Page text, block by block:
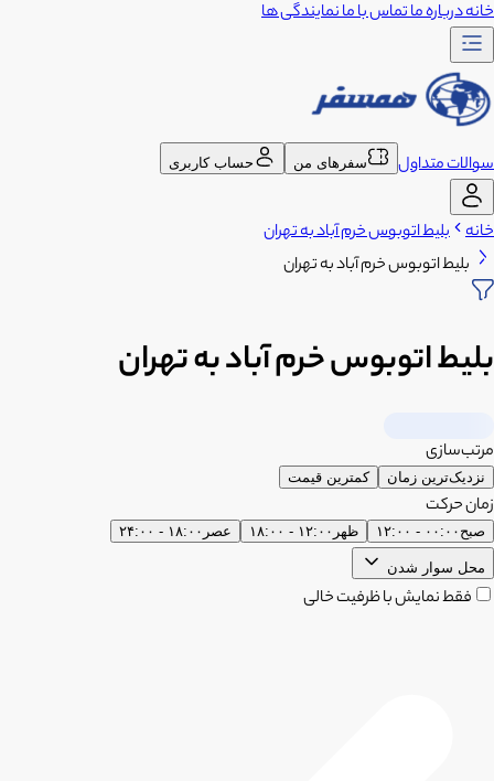
خانهدرباره ماتماس با مانمایندگی ها
سوالات متداول سفرهای من حساب کاربری
خانه بلیط اتوبوس خرم آباد به تهران
بلیط اتوبوس خرم آباد به تهران
بلیط اتوبوس خرم آباد به تهران
مرتب‌سازی
نزدیک‌ترین زمان کمترین قیمت
زمان حرکت
صبح ۰۰:۰۰ - ۱۲:۰۰ ظهر ۱۲:۰۰ - ۱۸:۰۰ عصر ۱۸:۰۰ - ۲۴:۰۰
محل سوار شدن
فقط نمایش با ظرفیت خالی